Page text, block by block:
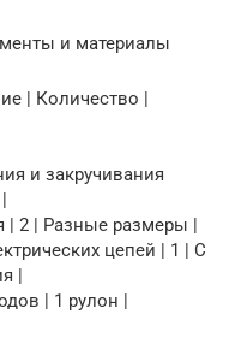
и материалы
| Количество |
и закручивания
| 2 | Разные размеры |
цепей | 1 | С
|
| 1 рулон |